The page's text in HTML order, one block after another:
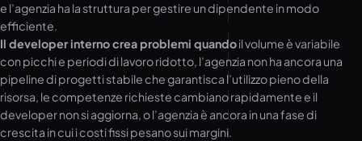
e l’agenzia ha la struttura per gestire un dipendente in modo
efficiente.
Il developer interno crea problemi quandoil volume è variabile
con picchi e periodi di lavoro ridotto, l’agenzia non ha ancora una
pipeline di progetti stabile che garantisca l’utilizzo pieno della
risorsa, le competenze richieste cambiano rapidamente e il
developer non si aggiorna, o l’agenzia è ancora in una fase di
crescita in cui i costi fissi pesano sui margini.